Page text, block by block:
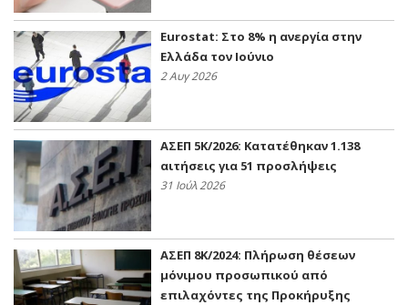
Eurostat: Στο 8% η ανεργία στην
Ελλάδα τον Ιούνιο
2 Αυγ 2026
ΑΣΕΠ 5Κ/2026: Κατατέθηκαν 1.138
αιτήσεις για 51 προσλήψεις
31 Ιούλ 2026
ΑΣΕΠ 8Κ/2024: Πλήρωση θέσεων
μόνιμου προσωπικού από
επιλαχόντες της Προκήρυξης